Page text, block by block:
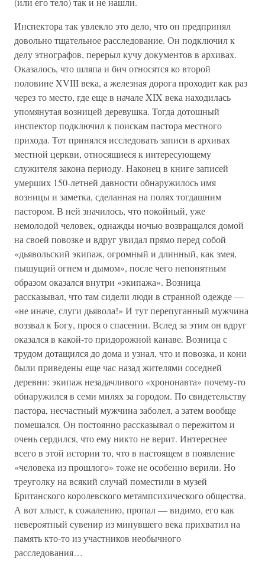
Инспектора так увлекло это дело, что он предпринял
довольно тщательное расследование. Он подключил к
делу этнографов, перерыл кучу документов в архивах.
Оказалось, что шляпа и бич относятся ко второй
половине XVIII века, а железная дорога проходит как раз
через то место, где еще в начале XIX века находилась
упомянутая возницей деревушка. Тогда дотошный
инспектор подключил к поискам пастора местного
прихода. Тот принялся исследовать записи в архивах
местной церкви, относящиеся к интересующему
служителя закона периоду. Наконец в книге записей
умерших 150-летней давности обнаружилось имя
возницы и заметка, сделанная на полях тогдашним
пастором. В ней значилось, что покойный, уже
немолодой человек, однажды ночью возвращался домой
на своей повозке и вдруг увидал прямо перед собой
«дьявольский экипаж, огромный и длинный, как змея,
пышущий огнем и дымом», после чего непонятным
образом оказался внутри «экипажа». Возница
рассказывал, что там сидели люди в странной одежде —
«не иначе, слуги дьявола!» И тут перепуганный мужчина
воззвал к Богу, прося о спасении. Вслед за этим он вдруг
оказался в какой-то придорожной канаве. Возница с
трудом дотащился до дома и узнал, что и повозка, и кони
были приведены еще час назад жителями соседней
деревни: экипаж незадачливого «хрононавта» почему-то
обнаружился в семи милях за городом. По свидетельству
пастора, несчастный мужчина заболел, а затем вообще
помешался. Он постоянно рассказывал о пережитом и
очень сердился, что ему никто не верит. Интереснее
всего в этой истории то, что в настоящем в появление
«человека из прошлого» тоже не особенно верили. Но
треуголку на всякий случай поместили в музей
Британского королевского метампсихического общества.
А вот хлыст, к сожалению, пропал — видимо, его как
невероятный сувенир из минувшего века прихватил на
память кто-то из участников необычного
расследования…